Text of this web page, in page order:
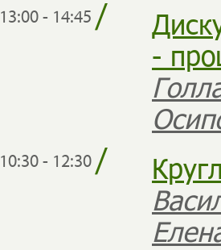
13:00 - 14:45 /
-
10:30 - 12:30/